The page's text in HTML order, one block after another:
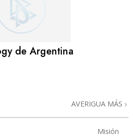
de Argentina
AVERIGUA MÁS
Misión